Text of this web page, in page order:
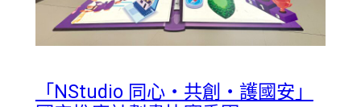
「NStudio 同心・共創・護國安」